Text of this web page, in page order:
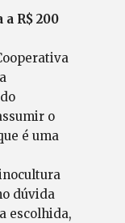
R$ 200
o
é uma
dúvida
escolhida,